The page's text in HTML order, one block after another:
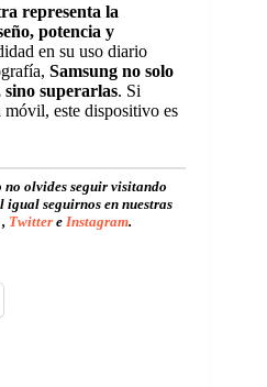
representa la
potencia y
en su uso diario
Samsung no solo
superarlas. Si
este dispositivo es
olvides seguir visitando
igual seguirnos en nuestras
, Twitter e Instagram.